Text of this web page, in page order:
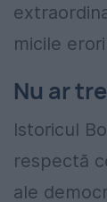
micile
Nu ar
Istoricul
respectă
ale